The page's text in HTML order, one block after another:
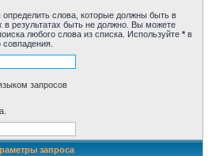
определить слова, которые должны быть в
в результатах быть не должно. Вы можете
любого слова из списка. Используйте * в
запросов
запроса